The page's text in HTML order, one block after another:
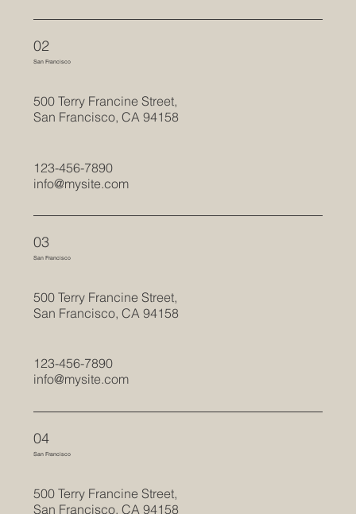
02
San Francisco
500 Terry Francine Street,
San Francisco, CA 94158
123-456-7890
info@mysite.com
03
San Francisco
500 Terry Francine Street,
San Francisco, CA 94158
123-456-7890
info@mysite.com
04
San Francisco
500 Terry Francine Street,
San Francisco, CA 94158